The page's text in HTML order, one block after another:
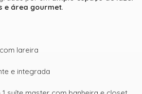
e área gourmet.
lareira
e integrada